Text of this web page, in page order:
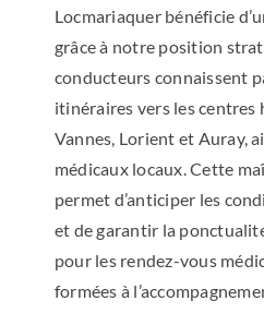
Locmariaquer bénéficie
grâce à notre position
conducteurs connaissent
itinéraires vers les centres
Vannes, Lorient et Auray,
médicaux locaux. Cette
permet d’anticiper les
et de garantir la
pour les rendez-vous
formées à